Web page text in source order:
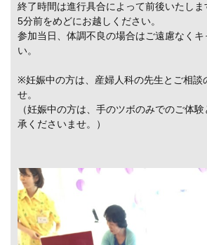
終了時間は進行具合によって前後いたしま
5分前をめどにお越しください。
参加当日、体調不良の場合はご遠慮なくキ
い。
※妊娠中の方は、産婦人科の先生とご相談
せ。
（妊娠中の方は、手のツボのみでのご体
承くださいませ。）